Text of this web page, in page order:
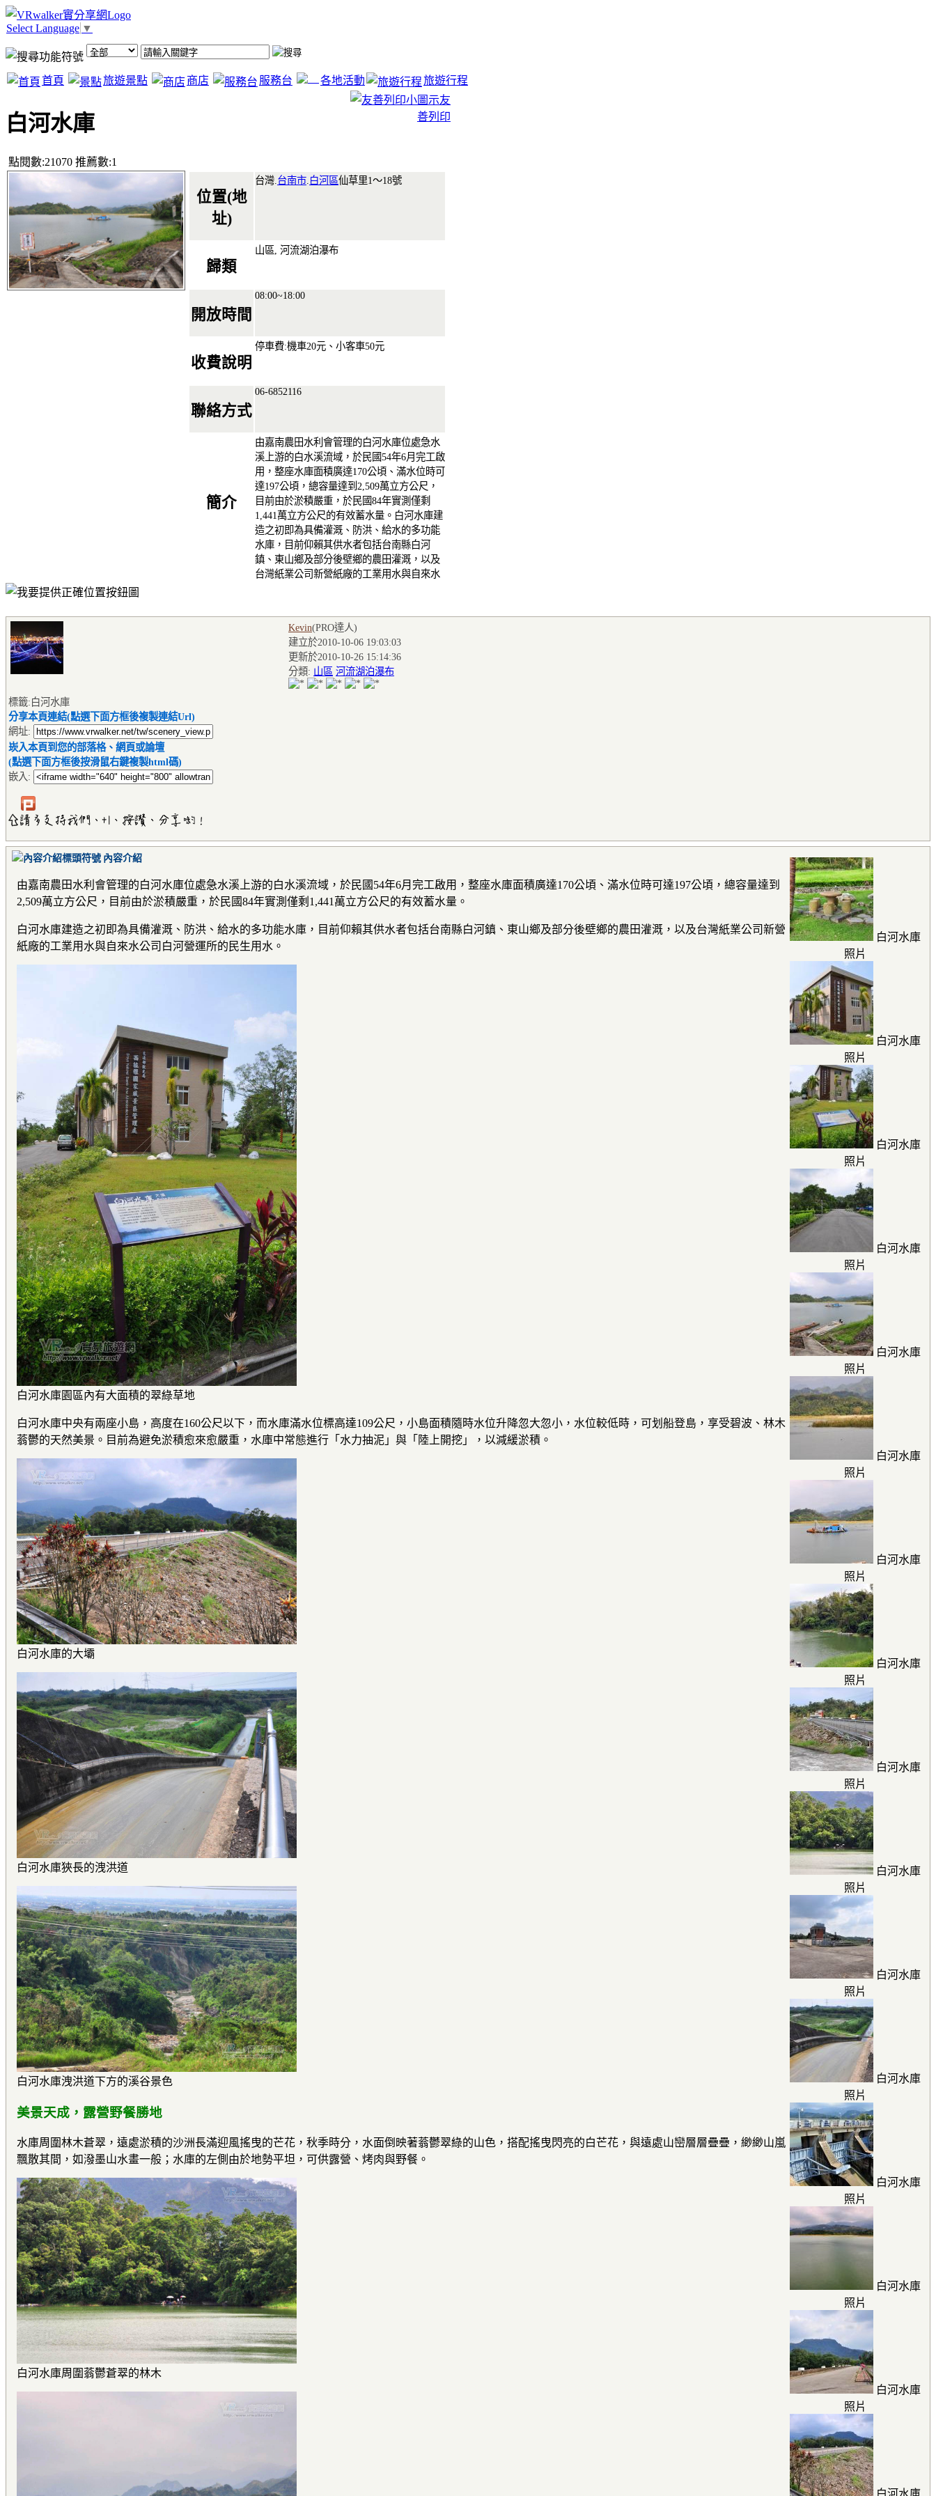
Select Language ▼
首頁 旅遊景點 商店 服務台 各地活動 旅遊行程
白河水庫
點閱數:21070 推薦數:1
友
善列印
位置(地
址)
台灣. 台南市 白河區仙草里1～18號
歸類
山區, 河流湖泊瀑布
開放時間
08:00~18:00
收費說明
停車費:機車20元、小客車50元
聯絡方式
06-6852116
簡介
由嘉南農田水利會管理的白河水庫位處急水
溪上游的白水溪流域，於民國54年6月完工啟
用，整座水庫面積廣達170公頃、滿水位時可
達197公頃，總容量達到2,509萬立方公尺，
目前由於淤積嚴重，於民國84年實測僅剩
1,441萬立方公尺的有效蓄水量。白河水庫建
造之初即為具備灌溉、防洪、給水的多功能
水庫，目前仰賴其供水者包括台南縣白河
鎮、東山鄉及部分後壁鄉的農田灌溉，以及
台灣紙業公司新營紙廠的工業用水與自來水
Kevin(PRO達人)
建立於2010-10-06 19:03:03
更新於2010-10-26 15:14:36
分類: 山區 河流湖泊瀑布
標籤:白河水庫
分享本頁連結(點選下面方框後複製連結Url)
網址:
崁入本頁到您的部落格、網頁或論壇
(點選下面方框後按滑鼠右鍵複製html碼)
嵌入:
白河水庫
照片
白河水庫
照片
白河水庫
照片
白河水庫
照片
白河水庫
照片
白河水庫
照片
白河水庫
照片
白河水庫
照片
白河水庫
照片
白河水庫
照片
白河水庫
照片
白河水庫
照片
白河水庫
照片
白河水庫
照片
白河水庫
照片
白河水庫
內容介紹
由嘉南農田水利會管理的白河水庫位處急水溪上游的白水溪流域，於民國54年6月完工啟用，整座水庫面積廣達170公頃、滿水位時可達197公頃，總容量達到
2,509萬立方公尺，目前由於淤積嚴重，於民國84年實測僅剩1,441萬立方公尺的有效蓄水量。
白河水庫建造之初即為具備灌溉、防洪、給水的多功能水庫，目前仰賴其供水者包括台南縣白河鎮、東山鄉及部分後壁鄉的農田灌溉，以及台灣紙業公司新營
紙廠的工業用水與自來水公司白河營運所的民生用水。
白河水庫園區內有大面積的翠綠草地
白河水庫中央有兩座小島，高度在160公尺以下，而水庫滿水位標高達109公尺，小島面積隨時水位升降忽大忽小，水位較低時，可划船登島，享受碧波、林木
蓊鬱的天然美景。目前為避免淤積愈來愈嚴重，水庫中常態進行「水力抽泥」與「陸上開挖」，以減緩淤積。
白河水庫的大壩
白河水庫狹長的洩洪道
白河水庫洩洪道下方的溪谷景色
美景天成，露營野餐勝地
水庫周圍林木蒼翠，遠處淤積的沙洲長滿迎風搖曳的芒花，秋季時分，水面倒映著蓊鬱翠綠的山色，搭配搖曳閃亮的白芒花，與遠處山巒層層疊疊，緲緲山嵐
飄散其間，如潑墨山水畫一般；水庫的左側由於地勢平坦，可供露營、烤肉與野餐。
白河水庫周圍蓊鬱蒼翠的林木